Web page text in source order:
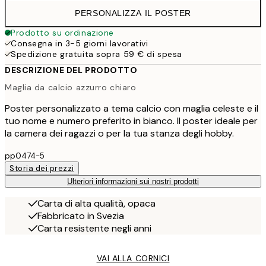
PERSONALIZZA IL POSTER
Prodotto su ordinazione
Consegna in 3-5 giorni lavorativi
Spedizione gratuita sopra 59 € di spesa
DESCRIZIONE DEL PRODOTTO
Maglia da calcio azzurro chiaro
Poster personalizzato a tema calcio con maglia celeste e il
tuo nome e numero preferito in bianco. Il poster ideale per
la camera dei ragazzi o per la tua stanza degli hobby.
pp0474-5
Storia dei prezzi
Ulteriori informazioni sui nostri prodotti
Carta di alta qualità, opaca
Fabbricato in Svezia
Carta resistente negli anni
VAI ALLA CORNICI